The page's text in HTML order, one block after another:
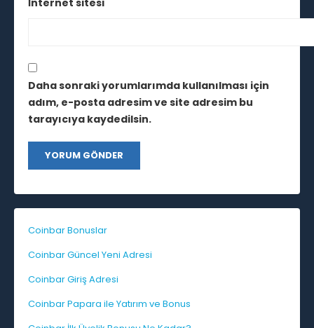
Daha sonraki yorumlarımda kullanılması için
adım, e-posta adresim ve site adresim bu
tarayıcıya kaydedilsin.
Coinbar Bonuslar
Coinbar Güncel Yeni Adresi
Coinbar Giriş Adresi
Coinbar Papara ile Yatırım ve Bonus